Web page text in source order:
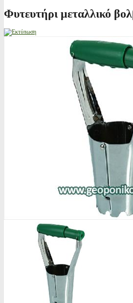
Φυτευτήρι μεταλλικό